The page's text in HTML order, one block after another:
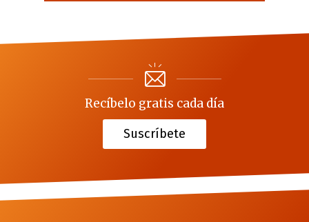
Recíbelo gratis cada día
Suscríbete